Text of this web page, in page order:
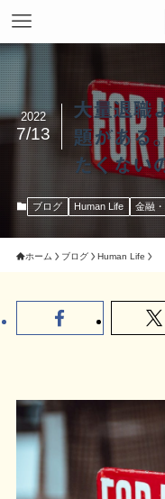
大量退職
題がある
たくない
2022
7/13
ブログ Human Life 金融
ホーム ブログ Human Life